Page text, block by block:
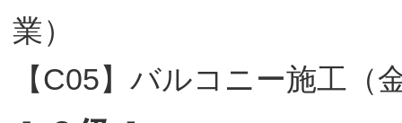
業）
【C05】バルコニー施工（